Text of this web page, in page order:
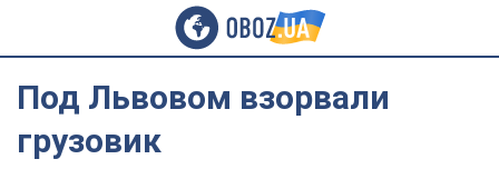
Под Львовом взорвали
грузовик